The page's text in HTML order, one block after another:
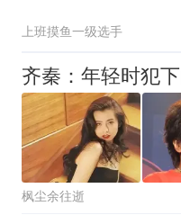
上班摸鱼一级选手
枫尘余往逝